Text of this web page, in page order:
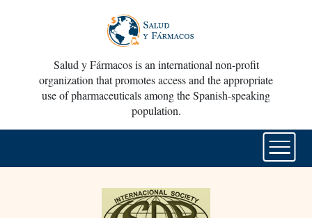
Salud y Fármacos is an international non-profit
organization that promotes access and the appropriate
use of pharmaceuticals among the Spanish-speaking
population.